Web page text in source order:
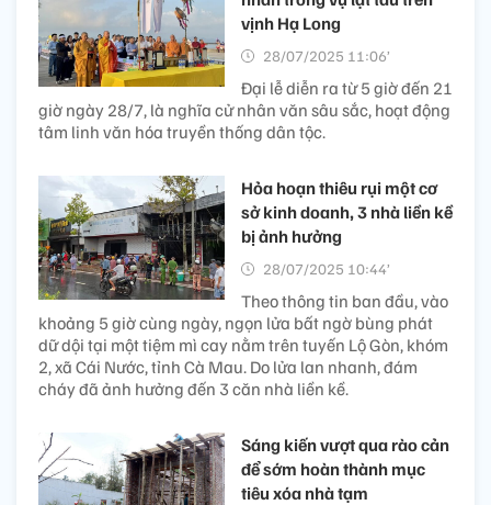
vịnh Hạ Long
28/07/2025 11:06’
Đại lễ diễn ra từ 5 giờ đến 21
giờ ngày 28/7, là nghĩa cử nhân văn sâu sắc, hoạt động
tâm linh văn hóa truyền thống dân tộc.
Hỏa hoạn thiêu rụi một cơ
sở kinh doanh, 3 nhà liền kề
bị ảnh hưởng
28/07/2025 10:44’
Theo thông tin ban đầu, vào
khoảng 5 giờ cùng ngày, ngọn lửa bất ngờ bùng phát
dữ dội tại một tiệm mì cay nằm trên tuyến Lộ Gòn, khóm
2, xã Cái Nước, tỉnh Cà Mau. Do lửa lan nhanh, đám
cháy đã ảnh hưởng đến 3 căn nhà liền kề.
Sáng kiến vượt qua rào cản
để sớm hoàn thành mục
tiêu xóa nhà tạm